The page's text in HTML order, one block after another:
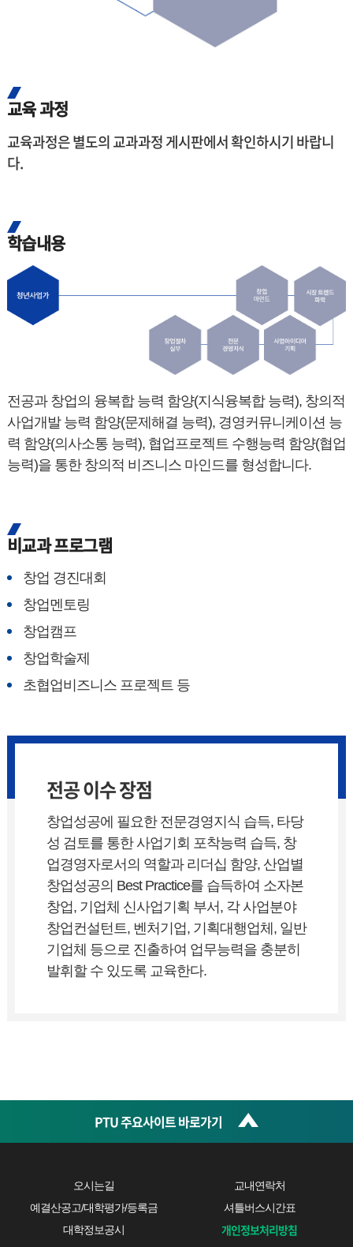
교육 과정
교육과정은 별도의 교과과정 게시판에서 확인하시기 바랍니
다.
학습내용
전공과 창업의 융복합 능력 함양(지식융복합 능력), 창의적
사업개발 능력 함양(문제해결 능력), 경영커뮤니케이션 능
력 함양(의사소통 능력), 협업프로젝트 수행능력 함양(협업
능력)을 통한 창의적 비즈니스 마인드를 형성합니다.
비교과 프로그램
창업 경진대회
창업멘토링
창업캠프
창업학술제
초협업비즈니스 프로젝트 등
전공 이수 장점
창업성공에 필요한 전문경영지식 습득, 타당
성 검토를 통한 사업기회 포착능력 습득, 창
업경영자로서의 역할과 리더십 함양, 산업별
창업성공의 Best Practice를 습득하여 소자본
창업, 기업체 신사업기획 부서, 각 사업분야
창업컨설턴트, 벤처기업, 기획대행업체, 일반
기업체 등으로 진출하여 업무능력을 충분히
발휘할 수 있도록 교육한다.
PTU 주요사이트 바로가기
오시는길
교내연락처
예결산공고/대학평가/등록금
셔틀버스시간표
대학정보공시
개인정보처리방침